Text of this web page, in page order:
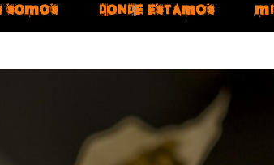
SOMOS DONDE ESTAMOS